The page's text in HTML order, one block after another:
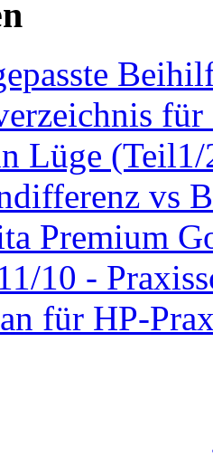
Lüge
vs
Premium
10 -
für HP-